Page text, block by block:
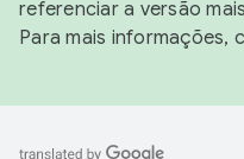
referenciar a versão
Para mais informações,